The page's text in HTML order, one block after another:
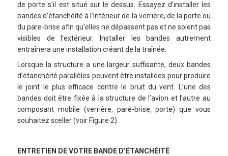
de porte s’il est situé sur le dessus. Essayez d’installer les
bandes d’étanchéité à l’intérieur de la verrière, de la porte ou
du pare-brise afin qu’elles ne dépassent pas et ne soient pas
visibles de l’extérieur. Installer les bandes autrement
entraînera une installation créant de la traînée.
Lorsque la structure a une largeur suffisante, deux bandes
d’étanchéité parallèles peuvent être installées pour produire
le joint le plus efficace contre le bruit du vent. L’une des
bandes doit être fixée à la structure de l’avion et l’autre au
composant mobile (verrière, pare-brise, porte) que vous
souhaitez sceller (voir Figure 2).
ENTRETIEN DE VOTRE BANDE D’ÉTANCHÉITÉ